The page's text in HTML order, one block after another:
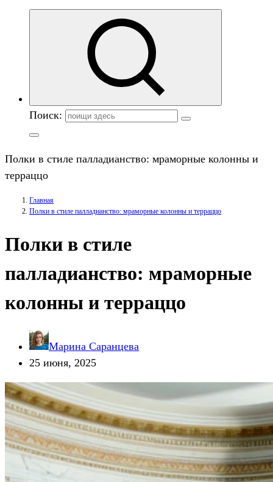
Поиск:
Полки в стиле палладианство: мраморные колонны и
терраццо
Главная
Полки в стиле палладианство: мраморные колонны и терраццо
Полки в стиле
палладианство: мраморные
колонны и терраццо
Марина Саранцева
25 июня, 2025